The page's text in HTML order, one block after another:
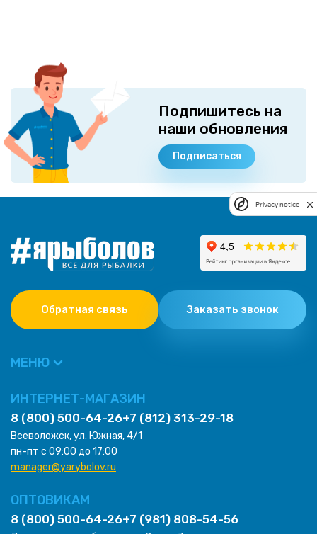
Подпишитесь на
наши обновления
Подписаться
Обратная связь Заказать звонок
МЕНЮ
ИНТЕРНЕТ-МАГАЗИН
8 (800) 500-64-26+7 (812) 313-29-18
Всеволожск, ул. Южная, 4/1
пн-пт с 09:00 до 17:00
manager@yarybolov.ru
ОПТОВИКАМ
8 (800) 500-64-26+7 (981) 808-54-56
Privacy notice